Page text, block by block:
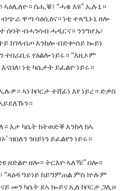
ኣዕሊለዮ። ስሒቑ፣ “ሓቁ እዩ” ኢሉኒ።
ዋጣ ሳዕሲዕና። ነቲ ተጻዒኑኒ ዘሎ
ሰባት ብሓንሳብ ሓዲርና። ንንግሆኡ፡
ክገላብጦ እንከሎ ብድቍሰይ ኰይነ
ተበራቢሩ የዕልሎ ነይሩ። “እዚኦም
ነቲ ካሴታት ይፈልዮ ነይሩ።
ኣነ ኮቦርታ ተሸፊነ እየ ነይረ። ድቃስ
እታ ካሴት ክትወድቕ እንከላ ከኣ
ዝበለን ንበይነን ይፈልየን ነይሩ።
ዘድልዮ ዘሎ። ትርእዮ ኣለኻ፧” በሎ።
“ጻዕዳ ዓይነይ ከይግምጠል ምስ ኵሉም
ናይ መን ካሴት ደኣ ኰይና ኢለ ኮቦርታ ጋሊሀ